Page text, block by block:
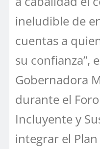
ineludible de
cuentas a
su confianza”,
Gobernadora
durante el
Incluyente y
integrar el